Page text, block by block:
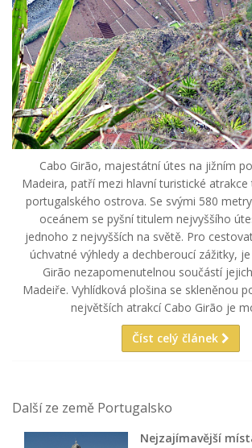
Cabo Girão, majestátní útes na jižním
Madeira, patří mezi hlavní turistické
portugalského ostrova. Se svými 580
oceánem se pyšní titulem nejvyššího
jednoho z nejvyšších na světě. Pro
úchvatné výhledy a dechberoucí zážitky,
Girão nezapomenutelnou součástí
Madeiře. Vyhlídková plošina se skleněnou
největších atrakcí Cabo Girão je
Číst celý článek
Další ze země Portugalsko
Nejzajímavější